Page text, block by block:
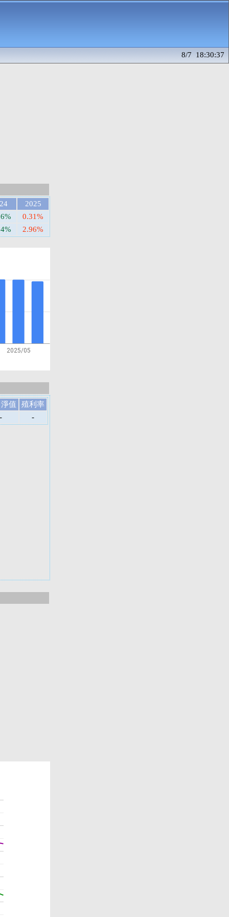
8/7 18:30:37
2025
0.31%
2.96%
2025/05
值
殖利率
-
-